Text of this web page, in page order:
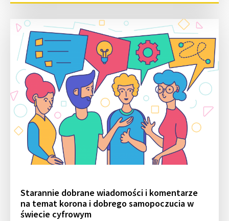
Starannie dobrane wiadomości i komentarze
na temat korona i dobrego samopoczucia w
świecie cyfrowym